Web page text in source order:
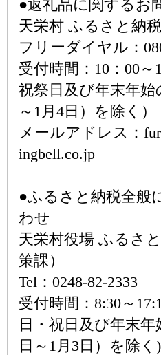
●返礼品に関するお
天栄村 ふるさと納
フリーダイヤル：
受付時間：10：00～
祝祭日及び年末年始
～1月4日）を除く）
メールアドレス：
ingbell.co.jp
●ふるさと納税全般
わせ
天栄村役場 ふるさ
策課）
Tel：0248-82-2333
受付時間：8:30～
日・祝日及び年末年
日～1月3日）を除く)